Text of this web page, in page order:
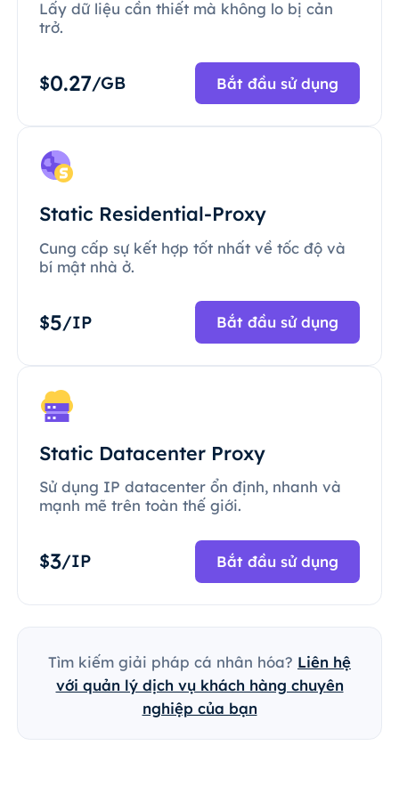
Lấy dữ liệu cần thiết mà không lo bị cản
trở.
$0.27/GB Bắt đầu sử dụng
Static Residential-Proxy
Cung cấp sự kết hợp tốt nhất về tốc độ và
bí mật nhà ở.
$5/IP Bắt đầu sử dụng
Static Datacenter Proxy
Sử dụng IP datacenter ổn định, nhanh và
mạnh mẽ trên toàn thế giới.
$3/IP Bắt đầu sử dụng
Tìm kiếm giải pháp cá nhân hóa? Liên hệ
với quản lý dịch vụ khách hàng chuyên
nghiệp của bạn